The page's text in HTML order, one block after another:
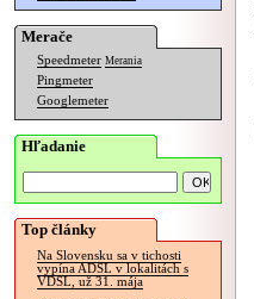
Merače
Speedmeter Merania
Pingmeter
Googlemeter
Hľadanie
Top články
Na Slovensku sa v tichosti
vypína ADSL v lokalitách s
VDSL, už 31. mája